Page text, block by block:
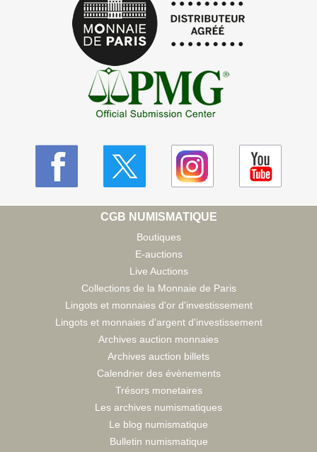
CGB NUMISMATIQUE
Boutiques
E-auctions
Live Auctions
Collections de la Monnaie de Paris
Lingots et monnaies d'or d'investissement
Lingots et monnaies d'argent d'investissement
Archives auction monnaies
Archives auction billets
Calendrier des évènements
Trésors monetaires
Les archives numismatiques
Le blog numismatique
Bulletin numismatique